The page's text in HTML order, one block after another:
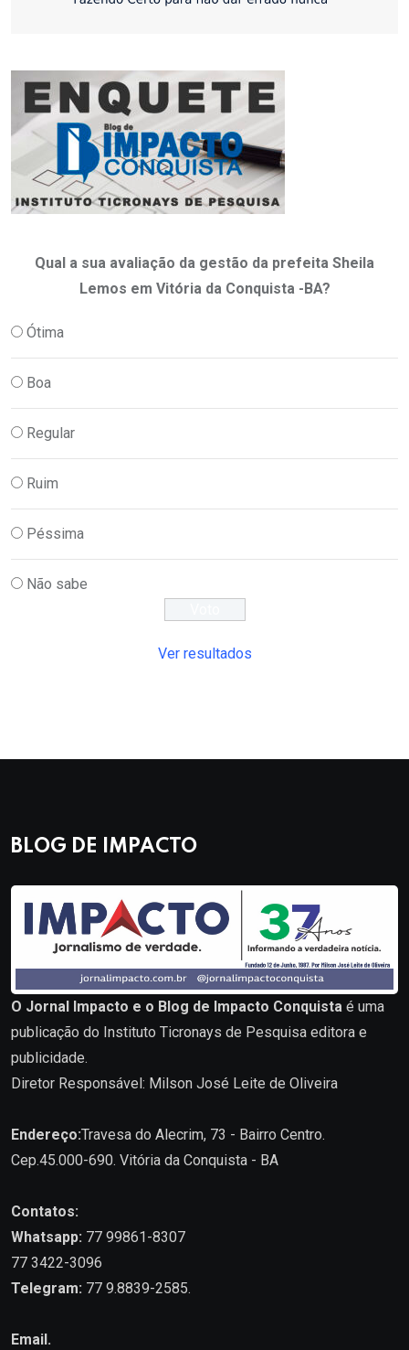
Qual a sua avaliação da gestão da prefeita Sheila
Lemos em Vitória da Conquista -BA?
Ótima
Boa
Regular
Ruim
Péssima
Não sabe
Ver resultados
BLOG DE IMPACTO
O Jornal Impacto e o Blog de Impacto Conquista é uma
publicação do Instituto Ticronays de Pesquisa editora e
publicidade.
Diretor Responsável: Milson José Leite de Oliveira
Endereço:Travesa do Alecrim, 73 - Bairro Centro.
Cep.45.000-690. Vitória da Conquista - BA
Contatos:
Whatsapp: 77 99861-8307
77 3422-3096
Telegram: 77 9.8839-2585.
Email.